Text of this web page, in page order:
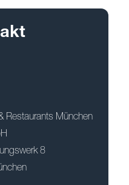
Restaurants München
8